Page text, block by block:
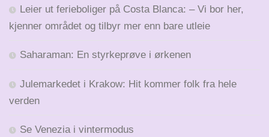
Leier ut ferieboliger på Costa Blanca: – Vi bor her,
kjenner området og tilbyr mer enn bare utleie
Saharaman: En styrkeprøve i ørkenen
Julemarkedet i Krakow: Hit kommer folk fra hele
verden
Se Venezia i vintermodus